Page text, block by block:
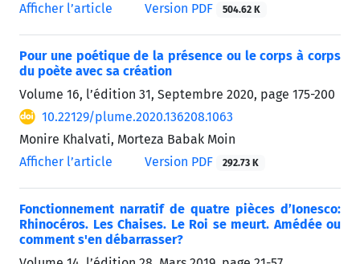
Afficher l’article
Version PDF 504.62 K
Pour une poétique de la présence ou le corps à corps
du poète avec sa création
Volume 16, l’édition 31, Septembre 2020, page 175-200
10.22129/plume.2020.136208.1063
Monire Khalvati, Morteza Babak Moin
Afficher l’article
Version PDF 292.73 K
Fonctionnement narratif de quatre pièces d’Ionesco:
Rhinocéros. Les Chaises. Le Roi se meurt. Amédée ou
comment s'en débarrasser?